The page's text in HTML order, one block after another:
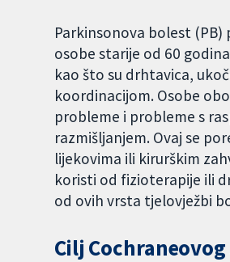
Parkinsonova bolest (PB)
osobe starije od 60
kao što su drhtavica,
koordinacijom. Osobe
probleme i probleme s
razmišljanjem. Ovaj se
lijekovima ili kirurškim
koristi od fizioterapije ili
od ovih vrsta tjelovježbi
Cilj